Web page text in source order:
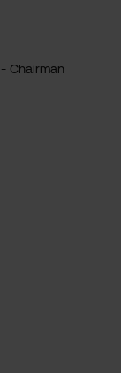
Chairman